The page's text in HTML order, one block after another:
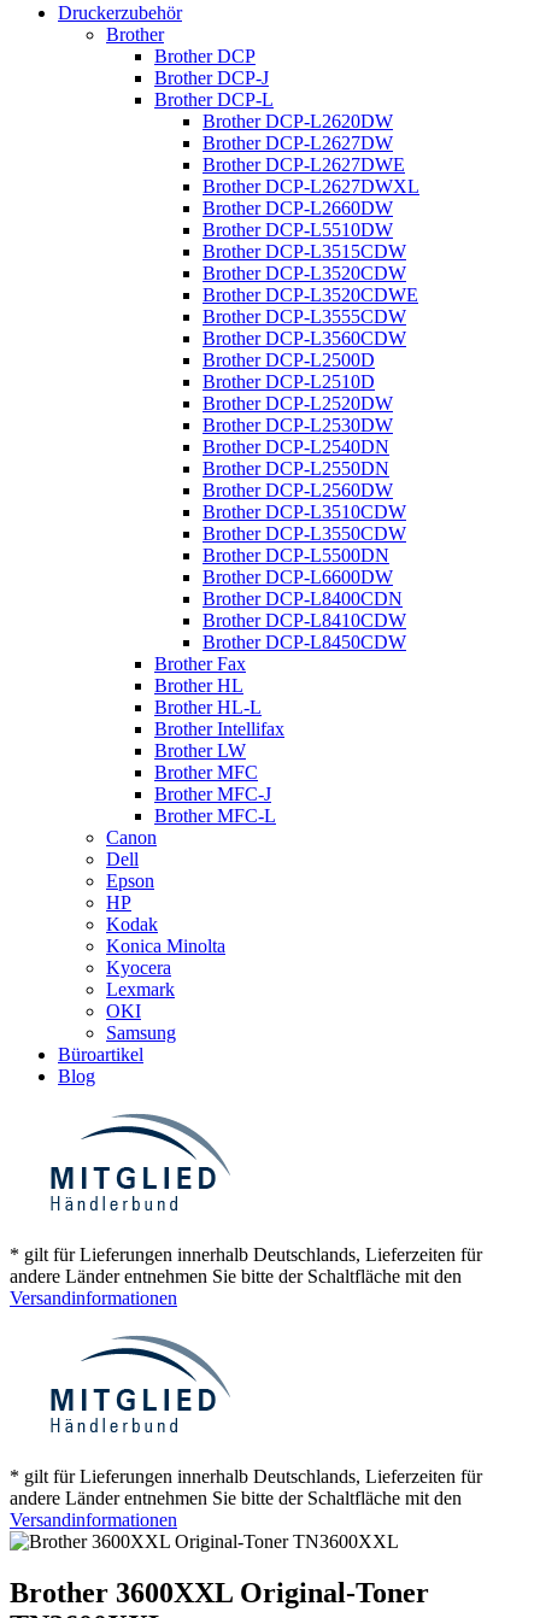
Druckerzubehör
Brother
Brother DCP
Brother DCP-J
Brother DCP-L
Brother DCP-L2620DW
Brother DCP-L2627DW
Brother DCP-L2627DWE
Brother DCP-L2627DWXL
Brother DCP-L2660DW
Brother DCP-L5510DW
Brother DCP-L3515CDW
Brother DCP-L3520CDW
Brother DCP-L3520CDWE
Brother DCP-L3555CDW
Brother DCP-L3560CDW
Brother DCP-L2500D
Brother DCP-L2510D
Brother DCP-L2520DW
Brother DCP-L2530DW
Brother DCP-L2540DN
Brother DCP-L2550DN
Brother DCP-L2560DW
Brother DCP-L3510CDW
Brother DCP-L3550CDW
Brother DCP-L5500DN
Brother DCP-L6600DW
Brother DCP-L8400CDN
Brother DCP-L8410CDW
Brother DCP-L8450CDW
Brother Fax
Brother HL
Brother HL-L
Brother Intellifax
Brother LW
Brother MFC
Brother MFC-J
Brother MFC-L
Canon
Dell
Epson
HP
Kodak
Konica Minolta
Kyocera
Lexmark
OKI
Samsung
Büroartikel
Blog
* gilt für Lieferungen innerhalb Deutschlands, Lieferzeiten für
andere Länder entnehmen Sie bitte der Schaltfläche mit den
Versandinformationen
* gilt für Lieferungen innerhalb Deutschlands, Lieferzeiten für
andere Länder entnehmen Sie bitte der Schaltfläche mit den
Versandinformationen
Brother 3600XXL Original-Toner